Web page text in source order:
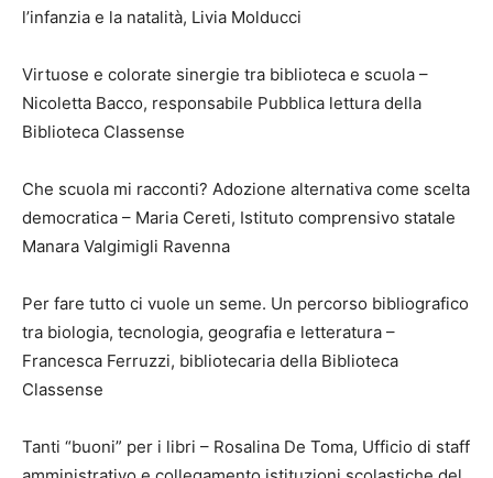
l’infanzia e la natalità, Livia Molducci
Virtuose e colorate sinergie tra biblioteca e scuola –
Nicoletta Bacco, responsabile Pubblica lettura della
Biblioteca Classense
Che scuola mi racconti? Adozione alternativa come scelta
democratica – Maria Cereti, Istituto comprensivo statale
Manara Valgimigli Ravenna
Per fare tutto ci vuole un seme. Un percorso bibliografico
tra biologia, tecnologia, geografia e letteratura –
Francesca Ferruzzi, bibliotecaria della Biblioteca
Classense
Tanti “buoni” per i libri – Rosalina De Toma, Ufficio di staff